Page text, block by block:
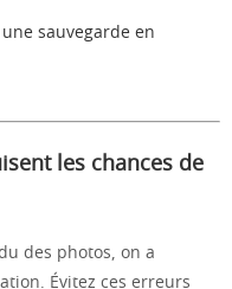
sauvegarde en
les chances de
des photos, on a
Évitez ces erreurs